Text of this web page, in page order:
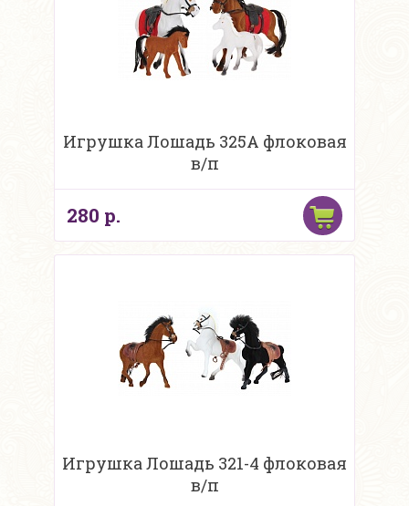
Игрушка Лошадь 325A флоковая
в/п
280 р.
Игрушка Лошадь 321-4 флоковая
в/п